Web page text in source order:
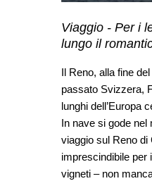
Viaggio - Per i
lungo il
Il Reno, alla fine
passato Svizzera,
lunghi dell’Europa
In nave si gode nel
viaggio sul Reno di
imprescindibile per
vigneti – non